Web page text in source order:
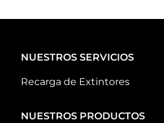
NUESTROS SERVICIOS
Recarga de Extintores
NUESTROS PRODUCTOS